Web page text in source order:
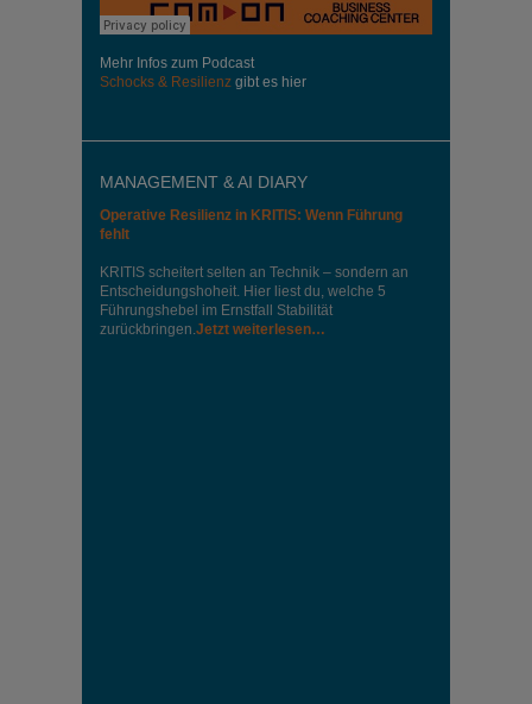
Mehr Infos zum Podcast
Schocks & Resilienz gibt es hier
MANAGEMENT & AI DIARY
Operative Resilienz in KRITIS: Wenn Führung
fehlt
KRITIS scheitert selten an Technik – sondern an
Entscheidungshoheit. Hier liest du, welche 5
Führungshebel im Ernstfall Stabilität
zurückbringen.Jetzt weiterlesen…